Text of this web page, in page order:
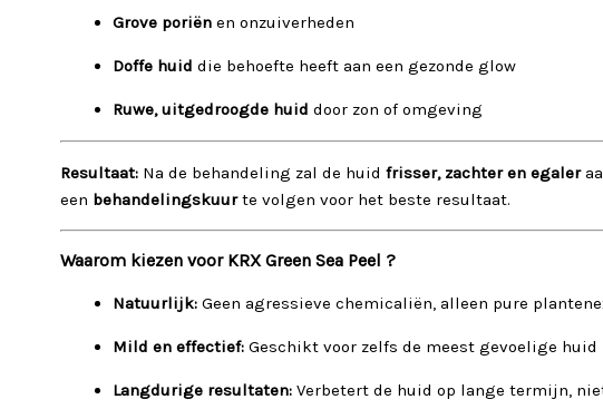
Grove poriënen onzuiverheden
Doffe huid die behoefte heeft aan een gezonde glow
Ruwe, uitgedroogde huid door zon of omgeving
Resultaat:Na de behandeling zal de huid frisser, zachter en egaler
een behandelingskuurte volgen voor het beste resultaat.
Waarom kiezen voor KRX Green Sea Peel ?
Natuurlijk:Geen agressieve chemicaliën, alleen pure
Mild en effectief:Geschikt voor zelfs de meest gevoelige huid
Langdurige resultaten:Verbetert de huid op lange termijn,